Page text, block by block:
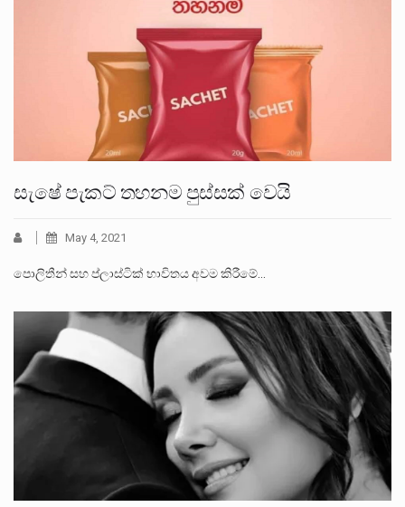
සැෂේ පැකට් තහනම පුස්සක් වෙයි
May 4, 2021
පොලිතීන් සහ ප්ලාස්ටික් භාවිතය අවම කිරීමේ…